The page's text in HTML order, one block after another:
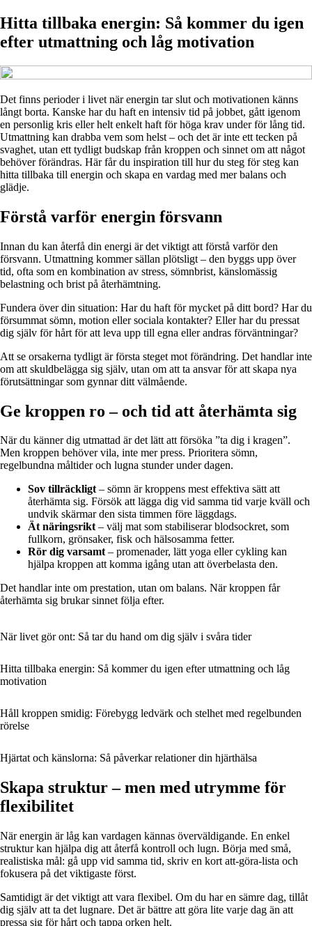
Hitta tillbaka energin: Så kommer du igen
efter utmattning och låg motivation
Det finns perioder i livet när energin tar slut och motivationen känns
långt borta. Kanske har du haft en intensiv tid på jobbet, gått igenom
en personlig kris eller helt enkelt haft för höga krav under för lång tid.
Utmattning kan drabba vem som helst – och det är inte ett tecken på
svaghet, utan ett tydligt budskap från kroppen och sinnet om att något
behöver förändras. Här får du inspiration till hur du steg för steg kan
hitta tillbaka till energin och skapa en vardag med mer balans och
glädje.
Förstå varför energin försvann
Innan du kan återfå din energi är det viktigt att förstå varför den
försvann. Utmattning kommer sällan plötsligt – den byggs upp över
tid, ofta som en kombination av stress, sömnbrist, känslomässig
belastning och brist på återhämtning.
Fundera över din situation: Har du haft för mycket på ditt bord? Har du
försummat sömn, motion eller sociala kontakter? Eller har du pressat
dig själv för hårt för att leva upp till egna eller andras förväntningar?
Att se orsakerna tydligt är första steget mot förändring. Det handlar inte
om att skuldbelägga sig själv, utan om att ta ansvar för att skapa nya
förutsättningar som gynnar ditt välmående.
Ge kroppen ro – och tid att återhämta sig
När du känner dig utmattad är det lätt att försöka ”ta dig i kragen”.
Men kroppen behöver vila, inte mer press. Prioritera sömn,
regelbundna måltider och lugna stunder under dagen.
Sov tillräckligt– sömn är kroppens mest effektiva sätt att
återhämta sig. Försök att lägga dig vid samma tid varje kväll och
undvik skärmar den sista timmen före läggdags.
Ät näringsrikt– välj mat som stabiliserar blodsockret, som
fullkorn, grönsaker, fisk och hälsosamma fetter.
Rör dig varsamt– promenader, lätt yoga eller cykling kan
hjälpa kroppen att komma igång utan att överbelasta den.
Det handlar inte om prestation, utan om balans. När kroppen får
återhämta sig brukar sinnet följa efter.
När livet gör ont: Så tar du hand om dig själv i svåra tider
Hitta tillbaka energin: Så kommer du igen efter utmattning och låg
motivation
Håll kroppen smidig: Förebygg ledvärk och stelhet med regelbunden
rörelse
Hjärtat och känslorna: Så påverkar relationer din hjärthälsa
Skapa struktur – men med utrymme för
flexibilitet
När energin är låg kan vardagen kännas överväldigande. En enkel
struktur kan hjälpa dig att återfå kontroll och lugn. Börja med små,
realistiska mål: gå upp vid samma tid, skriv en kort att-göra-lista och
fokusera på det viktigaste först.
Samtidigt är det viktigt att vara flexibel. Om du har en sämre dag, tillåt
dig själv att ta det lugnare. Det är bättre att göra lite varje dag än att
pressa sig för hårt och tappa orken helt.